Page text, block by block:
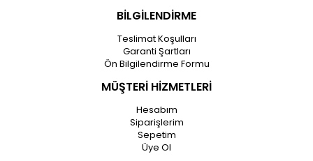
BİLGİLENDİRME
Teslimat Koşulları
Garanti Şartları
Ön Bilgilendirme Formu
MÜŞTERİ HİZMETLERİ
Hesabım
Siparişlerim
Sepetim
Üye Ol